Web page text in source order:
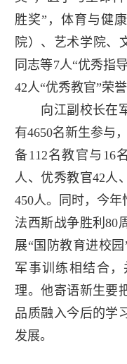
胜奖”，体育与健
院）、艺术学院、
同志等7人“优秀指
42人“优秀教官”荣誉
向江副校长在
有4650名新生参与
备112名教官与16
人、优秀教官42人
450人。同时，今
法西斯战争胜利80
展“国防教育进校
军事训练相结合
理。他寄语新生要
品质融入今后的学
发展。